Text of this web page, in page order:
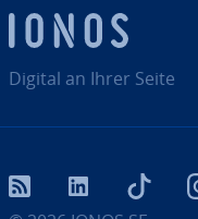
Digital an Ihrer Seite
RSS LinkedIn tiktok